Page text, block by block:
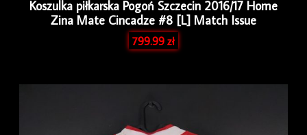
Koszulka piłkarska Pogoń Szczecin 2016/17 Home
Zina Mate Cincadze #8 [L] Match Issue
799.99zł